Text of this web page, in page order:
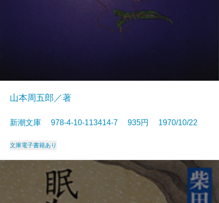
山本周五郎／著
新潮文庫 978-4-10-113414-7 935円 1970/10/22
文庫電子書籍あり